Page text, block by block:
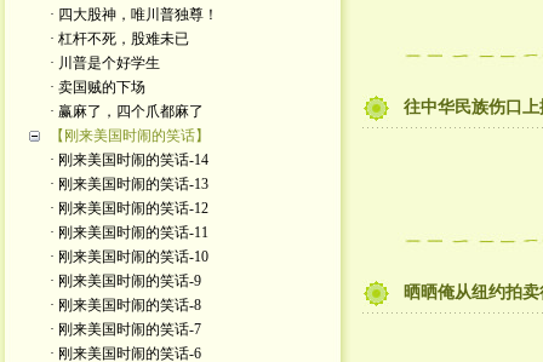
· 四大股神，唯川普独尊！
· 杠杆不死，股难未已
· 川普是个好学生
· 卖国贼的下场
· 赢麻了，四个爪都麻了
【刚来美国时闹的笑话】
· 刚来美国时闹的笑话-14
· 刚来美国时闹的笑话-13
· 刚来美国时闹的笑话-12
· 刚来美国时闹的笑话-11
· 刚来美国时闹的笑话-10
· 刚来美国时闹的笑话-9
· 刚来美国时闹的笑话-8
· 刚来美国时闹的笑话-7
· 刚来美国时闹的笑话-6
往中华民族伤口
晒晒俺从纽约拍